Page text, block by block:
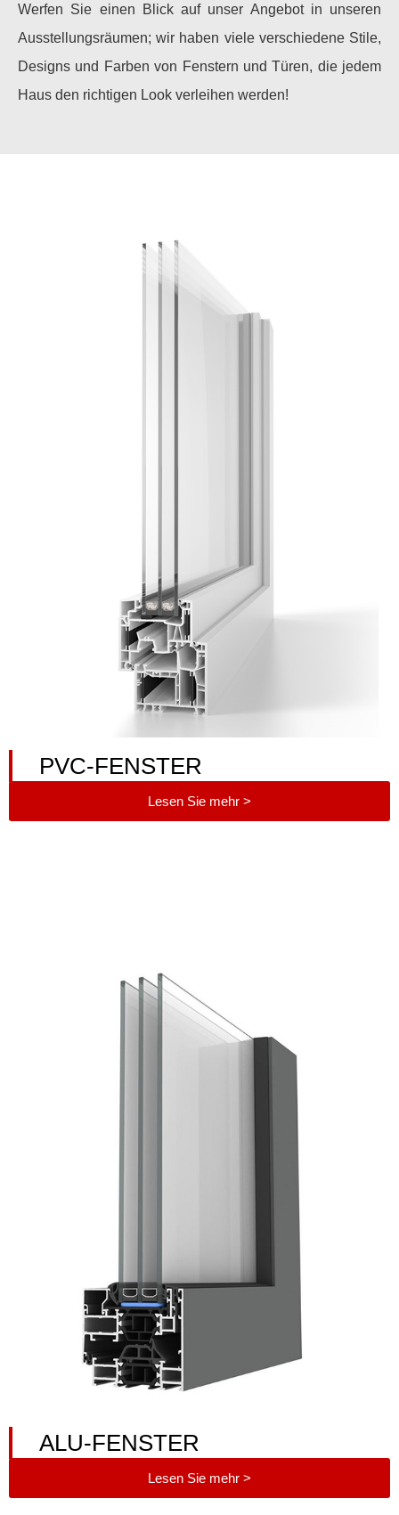
Werfen Sie einen Blick auf unser Angebot in unseren
Ausstellungsräumen; wir haben viele verschiedene Stile,
Designs und Farben von Fenstern und Türen, die jedem
Haus den richtigen Look verleihen werden!
PVC-FENSTER
Lesen Sie mehr >
ALU-FENSTER
Lesen Sie mehr >